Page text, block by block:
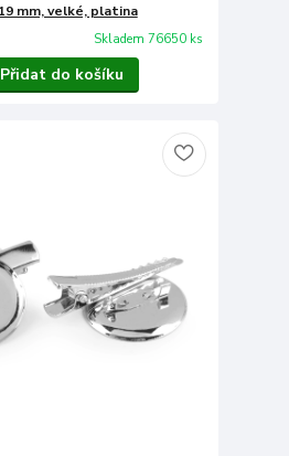
mm, velké, platina
Skladem 76650 ks
Přidat do košíku